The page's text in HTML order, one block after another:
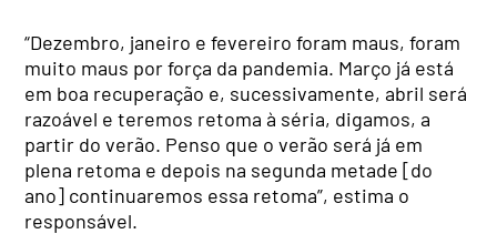
“Dezembro, janeiro e fevereiro foram maus, foram
muito maus por força da pandemia. Março já está
em boa recuperação e, sucessivamente, abril será
razoável e teremos retoma à séria, digamos, a
partir do verão. Penso que o verão será já em
plena retoma e depois na segunda metade [do
ano] continuaremos essa retoma”, estima o
responsável.